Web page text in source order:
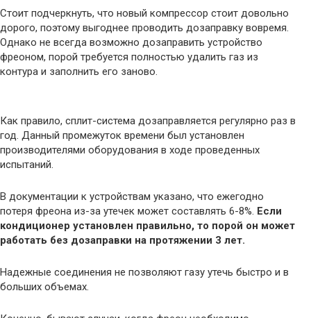
Стоит подчеркнуть, что новый компрессор стоит довольно
дорого, поэтому выгоднее проводить дозаправку вовремя.
Однако не всегда возможно дозаправить устройство
фреоном, порой требуется полностью удалить газ из
контура и заполнить его заново.
Как правило, сплит-система дозаправляется регулярно раз в
год. Данный промежуток времени был установлен
производителями оборудования в ходе проведенных
испытаний.
В документации к устройствам указано, что ежегодно
потеря фреона из-за утечек может составлять 6-8%. Если
кондиционер установлен правильно, то порой он может
работать без дозаправки на протяжении 3 лет.
Надежные соединения не позволяют газу утечь быстро и в
больших объемах.